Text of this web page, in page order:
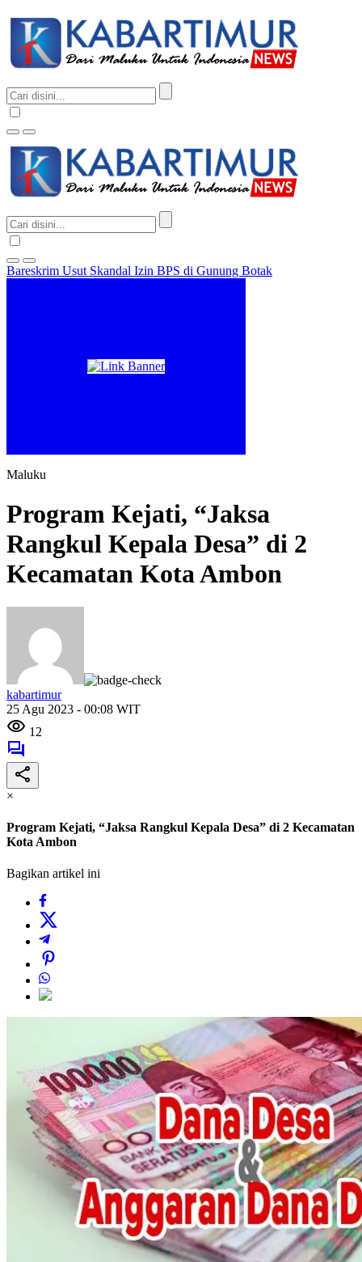
Bareskrim Usut Skandal Izin BPS di Gunung Botak
Maluku
Program Kejati, “Jaksa
Rangkul Kepala Desa” di 2
Kecamatan Kota Ambon
kabartimur
25 Agu 2023 - 00:08 WIT
12
×
Program Kejati, “Jaksa Rangkul Kepala Desa” di 2 Kecamatan
Kota Ambon
Bagikan artikel ini